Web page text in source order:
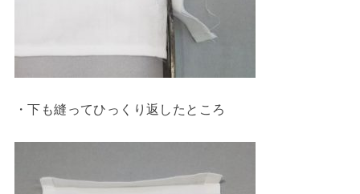
・下も縫ってひっくり返したところ